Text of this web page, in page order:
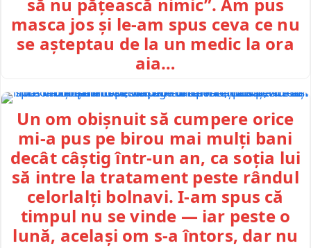
masca jos și le-am spus ceva ce nu
se așteptau de la un medic la ora
aia…
Un om obișnuit să cumpere orice
mi-a pus pe birou mai mulți bani
decât câștig într-un an, ca soția lui
să intre la tratament peste rândul
celorlalți bolnavi. I-am spus că
timpul nu se vinde — iar peste o
lună, același om s-a întors, dar nu